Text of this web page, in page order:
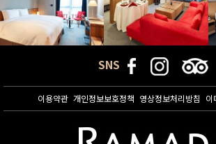
SNS
이용약관 개인정보보호정책 영상정보처리방침 이